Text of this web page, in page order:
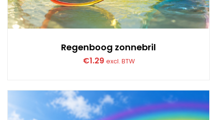
Regenboog zonnebril
€1.29 excl. BTW